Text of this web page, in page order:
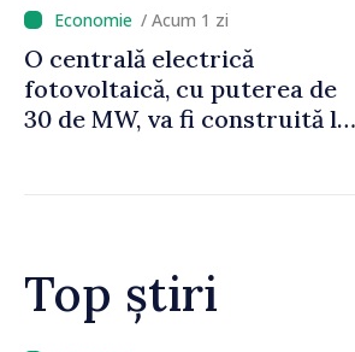
economisim”/ Acum 1 zi
O centrală electrică
fotovoltaică, cu puterea de
30 de MW, va fi construită la
Top știri